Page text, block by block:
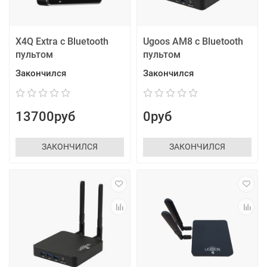
X4Q Extra с Bluetooth
пультом
Закончился
13700руб
ЗАКОНЧИЛСЯ
Ugoos AM8 с Bluetooth
пультом
Закончился
0руб
ЗАКОНЧИЛСЯ